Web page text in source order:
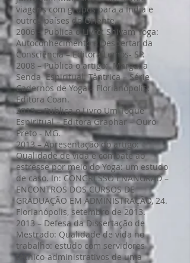
viagens com grupos para a Índia e
outros países do Oriente.
2006 – Publica o Livro: Shivam Yoga:
Autoconhecimento e Despertar da
Consciência – Editora Lemos- SP.
2008 – Publica o artigo: Marga: a
Senda Espiritual Tântrica – Série
Cadernos de Yoga – Florianópolis:
Editora Coan.
2013 – Publica o Livro Um Toque
Espiritual – Editora Graphar – Ouro
Preto - MG.
2013 – Apresentação do artigo:
Qualidade de vida e combate ao
estresse por meio do Yoga: um estudo
de caso. In: CONGRESSO ENANGRAD –
ENCONTROS DOS CURSOS DE
GRADUAÇÃO EM ADMINISTRAÇÃO, 24.
Florianópolis, setembro de 2013.
2013 – Defesa da Dissertação de
Mestrado: Qualidade de vida no
trabalho: estudo com servidores
técnico-administrativos de uma